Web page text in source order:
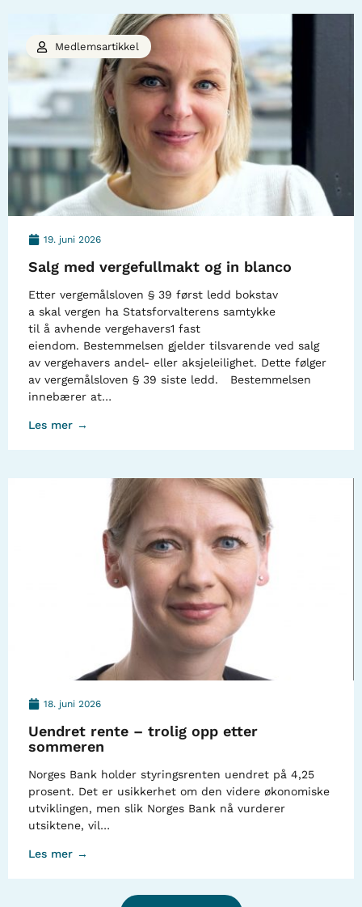
19. juni 2026
Salg med vergefullmakt og in blanco
Etter vergemålsloven § 39 først ledd bokstav
a skal vergen ha Statsforvalterens samtykke
til å avhende vergehavers1 fast
eiendom. Bestemmelsen gjelder tilsvarende ved salg
av vergehavers andel- eller aksjeleilighet. Dette følger
av vergemålsloven § 39 siste ledd. Bestemmelsen
innebærer at…
Les mer →
Medlemsartikkel
18. juni 2026
Uendret rente – trolig opp etter
sommeren
Norges Bank holder styringsrenten uendret på 4,25
prosent. Det er usikkerhet om den videre økonomiske
utviklingen, men slik Norges Bank nå vurderer
utsiktene, vil…
Les mer →